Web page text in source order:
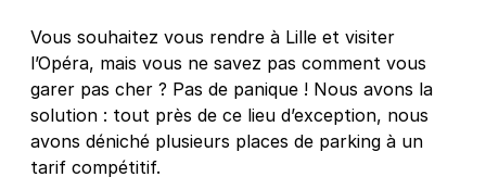
(482 avis)
4 €/heure,26 €/jour,78 €/semaine(tarifs dégressifs)
Réserver
+ Abonnements disponibles
Vous souhaitez vous rendre à Lille et visiter
l’Opéra, mais vous ne savez pas comment vous
garer pas cher ? Pas de panique ! Nous avons la
solution : tout près de ce lieu d’exception, nous
avons déniché plusieurs places de parking à un
tarif compétitif.